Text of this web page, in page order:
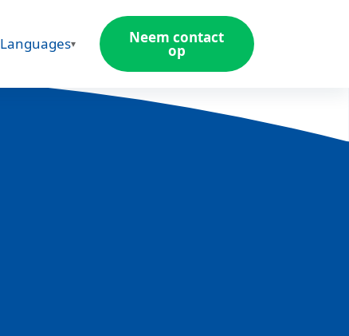
Languages Neem contact
op